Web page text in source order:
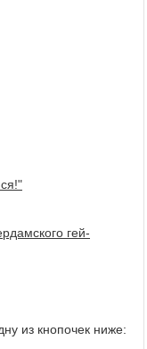
гей-
из кнопочек ниже: